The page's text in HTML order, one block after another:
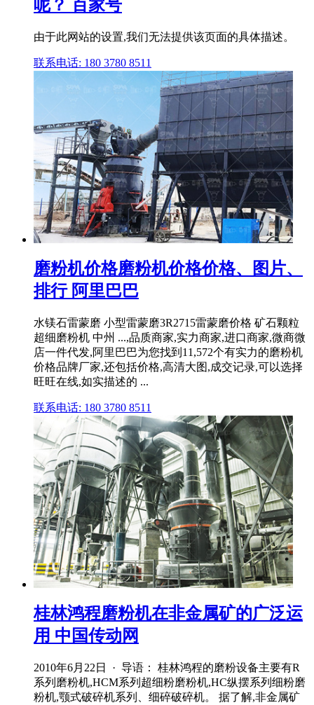
呢？ 百家号
由于此网站的设置,我们无法提供该页面的具体描述。
联系电话: 180 3780 8511
磨粉机价格磨粉机价格价格、图片、
排行 阿里巴巴
水镁石雷蒙磨 小型雷蒙磨3R2715雷蒙磨价格 矿石颗粒
超细磨粉机 中州 ...,品质商家,实力商家,进口商家,微商微
店一件代发,阿里巴巴为您找到11,572个有实力的磨粉机
价格品牌厂家,还包括价格,高清大图,成交记录,可以选择
旺旺在线,如实描述的 ...
联系电话: 180 3780 8511
桂林鸿程磨粉机在非金属矿的广泛运
用 中国传动网
2010年6月22日 · 导语： 桂林鸿程的磨粉设备主要有R
系列磨粉机,HCM系列超细粉磨粉机,HC纵摆系列细粉磨
粉机,颚式破碎机系列、细碎破碎机。 据了解,非金属矿